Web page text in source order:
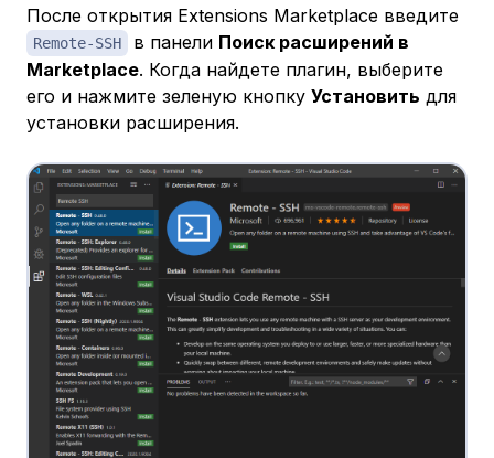
После открытия Extensions Marketplace введите
Remote-SSH в панели Поиск расширений в
Marketplace. Когда найдете плагин, выберите
его и нажмите зеленую кнопку Установить для
установки расширения.